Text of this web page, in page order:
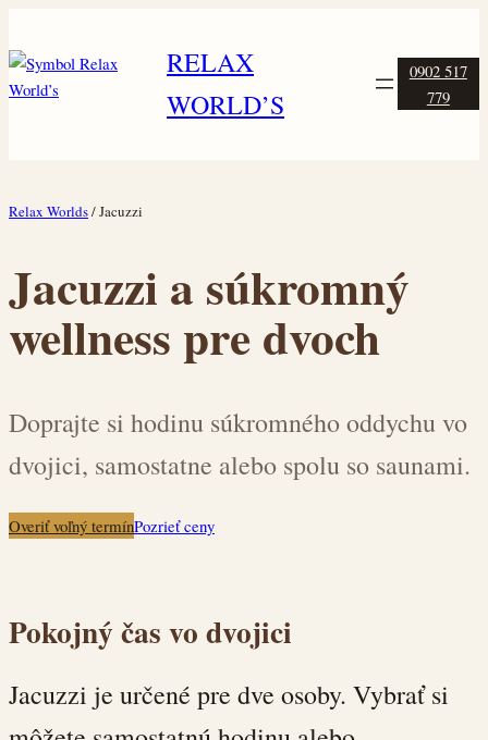
to
content
RELAX
WORLD’S
0902 517
779
Relax Worlds/ Jacuzzi
Jacuzzi a súkromný
wellness pre dvoch
Doprajte si hodinu súkromného oddychu vo
dvojici, samostatne alebo spolu so saunami.
Overiť voľný termínPozrieť ceny
Pokojný čas vo dvojici
Jacuzzi je určené pre dve osoby. Vybrať si